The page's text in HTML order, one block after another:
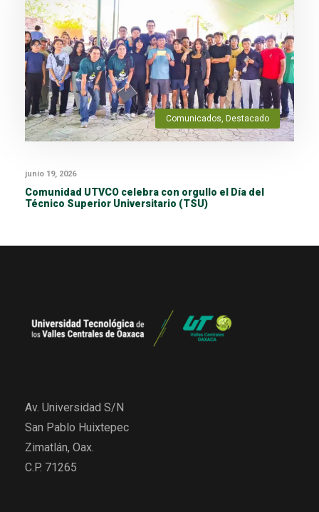
Comunicados, Destacado
junio 19, 2026
Comunidad UTVCO celebra con orgullo el Día del
Técnico Superior Universitario (TSU)
Av. Universidad S/N
San Pablo Huixtepec
Zimatlán, Oax.
C.P. 71265